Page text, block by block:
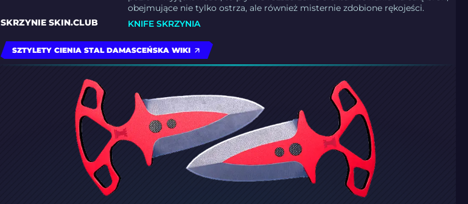
obejmujące nie tylko ostrza, ale również misternie zdobione rękojeści.
SKRZYNIE SKIN.CLUB
KNIFE SKRZYNIA
SZTYLETY CIENIA STAL DAMASCEŃSKA WIKI